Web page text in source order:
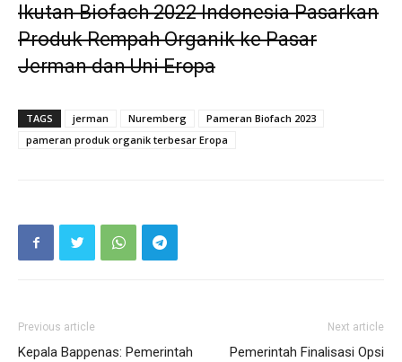
Ikutan Biofach 2022 Indonesia Pasarkan
Produk Rempah Organik ke Pasar
Jerman dan Uni Eropa
TAGS jerman Nuremberg
Pameran Biofach 2023
pameran produk organik terbesar Eropa
Previous article
Kepala Bappenas: Pemerintah
Next article
Pemerintah Finalisasi Opsi